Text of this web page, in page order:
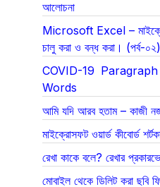
আলোচনা
Microsoft Excel –
চালু করা ও বন্ধ করা। (পর্ব-০২)
COVID-19
Words
আমি যদি আরব হতাম – কাজী
মাইক্রোসফট ওয়ার্ড কীবোর্ড
রেখা কাকে বলে? রেখার
মোবাইল থেকে ডিলিট করা ছবি